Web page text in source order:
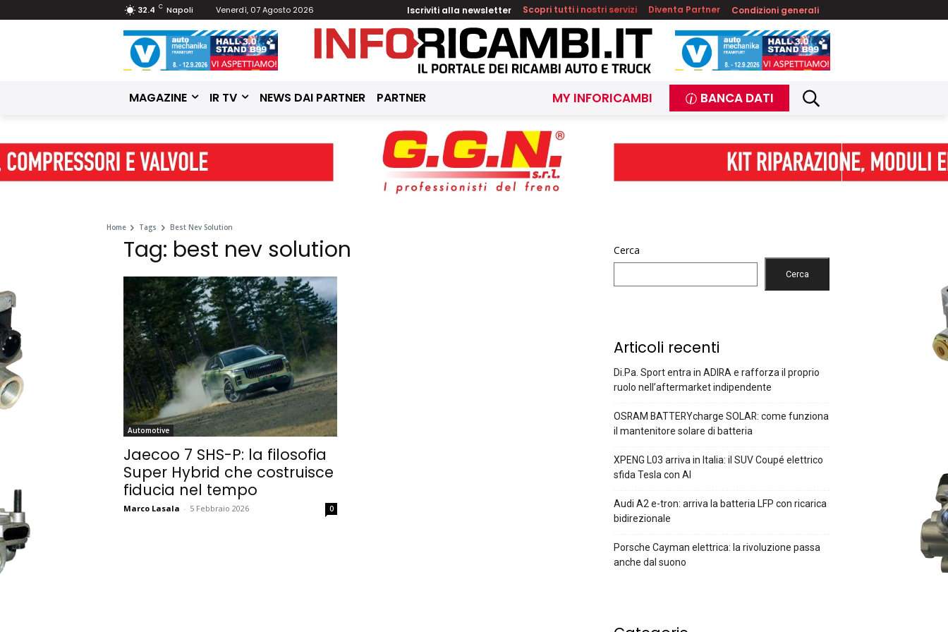
32.4 C Napoli Venerdì, 07 Agosto 2026 Iscriviti alla newsletter Scopri tutti i nostri servizi Diventa Partner Condizioni generali
MAGAZINE IR TV NEWS DAI PARTNER PARTNER MY INFORICAMBI BANCA DATI
Home Tags Best Nev Solution
Tag: best nev solution
Automotive
Jaecoo 7 SHS-P: la filosofia
Super Hybrid che costruisce
fiducia nel tempo
Marco Lasala - 5 Febbraio 2026 0
Cerca
Cerca
Articoli recenti
Di.Pa. Sport entra in ADIRA e rafforza il proprio
ruolo nell’aftermarket indipendente
OSRAM BATTERYcharge SOLAR: come funziona
il mantenitore solare di batteria
XPENG L03 arriva in Italia: il SUV Coupé elettrico
sfida Tesla con AI
Audi A2 e-tron: arriva la batteria LFP con ricarica
bidirezionale
Porsche Cayman elettrica: la rivoluzione passa
anche dal suono